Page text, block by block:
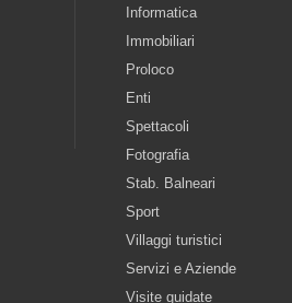
Informatica
Immobiliari
Proloco
Enti
Spettacoli
Fotografia
Stab. Balneari
Sport
Villaggi turistici
Servizi e Aziende
Visite guidate